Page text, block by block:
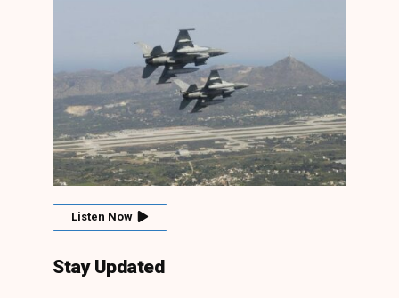
Listen Now
Stay Updated